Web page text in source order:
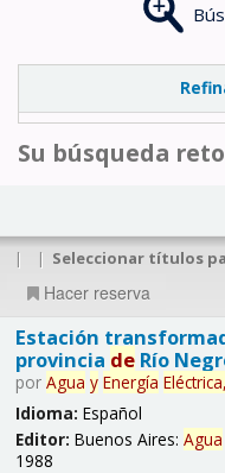
Su búsqueda
| | Seleccionar títulos
Hacer reserva
Estación
provincia deRío
por Agua y Energía Eléctrica,
Idioma: Español
Editor: Buenos Aires: Agua
1988